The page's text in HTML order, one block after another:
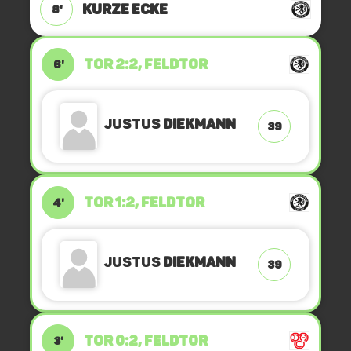
8' KURZE ECKE
6' TOR 2:2, FELDTOR
JustusDiekmann 39
4' TOR 1:2, FELDTOR
JustusDiekmann 39
3' TOR 0:2, FELDTOR